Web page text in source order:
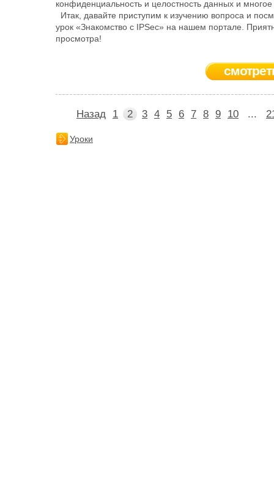
конфиденциальность и целостность данных и многое
Итак, давайте приступим к изучению вопроса и
урок «Знакомство с IPSec» на нашем портале.
просмотра!
Назад 1 2 3 4 5 6 7 8 9 10 ...
Уроки